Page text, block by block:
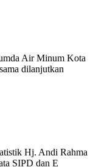
Air Minum Kota
dilanjutkan